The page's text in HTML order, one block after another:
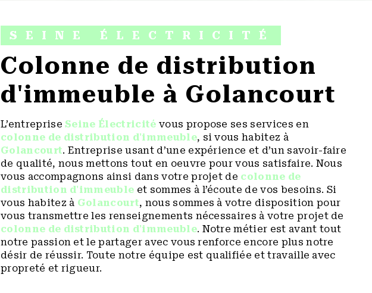
SEINE ÉLECTRICITÉ
colonne de distribution
d'immeuble à Golancourt
L’entrepriseSeine Électricité vous propose ses services en
colonne de distribution d'immeuble, si vous habitez à
Golancourt. Entreprise usant d’une expérience et d’un savoir-faire
de qualité, nous mettons tout en oeuvre pour vous satisfaire. Nous
vous accompagnons ainsi dans votre projet de colonne de
distribution d'immeuble et sommes à l’écoute de vos besoins. Si
vous habitez à Golancourt, nous sommes à votre disposition pour
vous transmettre les renseignements nécessaires à votre projet de
colonne de distribution d'immeuble. Notre métier est avant tout
notre passion et le partager avec vous renforce encore plus notre
désir de réussir. Toute notre équipe est qualifiée et travaille avec
propreté et rigueur.